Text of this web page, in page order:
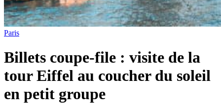
Paris
Billets coupe-file : visite de la
tour Eiffel au coucher du soleil
en petit groupe